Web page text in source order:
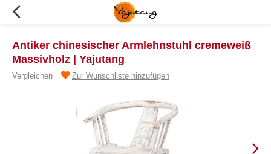
Antiker chinesischer Armlehnstuhl cremeweiß
Massivholz | Yajutang
Vergleichen Zur Wunschliste hinzufügen